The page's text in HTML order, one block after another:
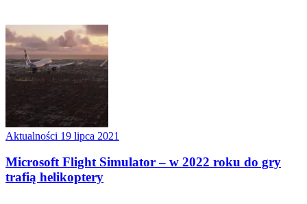
Aktualności 19 lipca 2021
Microsoft Flight Simulator – w 2022 roku do gry
trafią helikoptery